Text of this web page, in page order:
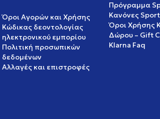
Όροι Αγορών και Χρήσης
Κώδικας δεοντολογίας
ηλεκτρονικού εμπορίου
Πολιτική προσωπικών
δεδομένων
Αλλαγές και επιστροφές
Πρόγραμμα
Κανόνες
Όροι Χρήσης
Δώρου – Gift
Klarna Faq